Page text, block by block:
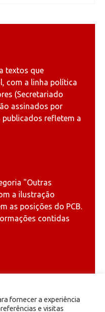
textos que
com a linha política
(Secretariado
assinados por
publicados refletem a
"Outras
a ilustração
as posições do PCB.
contidas
fornecer a experiência
e visitas